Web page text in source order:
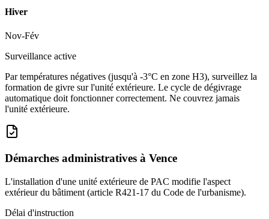
Hiver
Nov-Fév
Surveillance active
Par températures négatives (jusqu'à -3°C en zone H3), surveillez la
formation de givre sur l'unité extérieure. Le cycle de dégivrage
automatique doit fonctionner correctement. Ne couvrez jamais
l'unité extérieure.
Démarches administratives à Vence
L'installation d'une unité extérieure de PAC modifie l'aspect
extérieur du bâtiment (article R421-17 du Code de l'urbanisme).
Délai d'instruction